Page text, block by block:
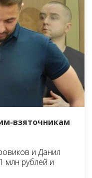
взяточникам
и Данил
млн рублей и